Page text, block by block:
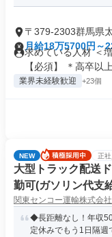
〒379-2303群馬県
月給18万5700円～
求めている人材 ＜
【必須】 ＊高卒以
業界未経験歓迎 +23個
NEW 正社
大型トラック配送
勤可(ガソリン代支
関東センコー運輸株式会社
◆長距離なし！年収
定休みでもう1日隔週